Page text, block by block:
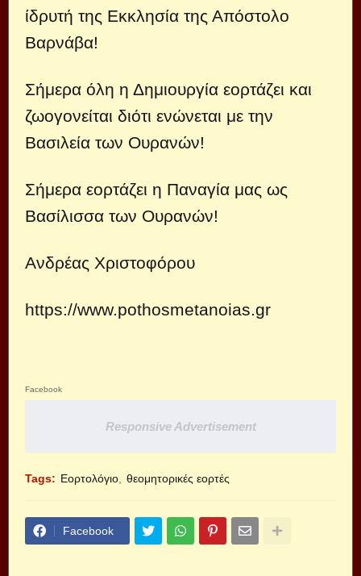
ίδρυτή της Εκκλησία της Απόστολο
Βαρνάβα!
Σήμερα όλη η Δημιουργία εορτάζει και
ζωογονείται διότι ενώνεται με την
Βασιλεία των Ουρανών!
Σήμερα εορτάζει η Παναγία μας ως
Βασίλισσα των Ουρανών!
Ανδρέας Χριστοφόρου
https://www.pothosmetanoias.gr
Facebook
Responsive Advertisement
Tags: Εορτολόγιο θεομητορικές εορτές
Facebook